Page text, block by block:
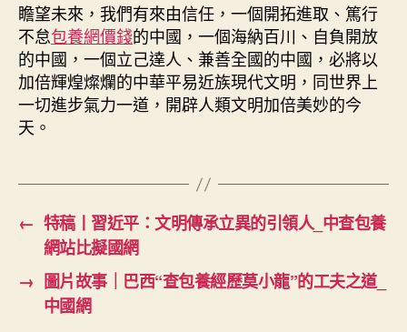
瞻望未來，我們有來由信任，一個開拓進取、篤行
不怠包養網價錢的中國，一個海納百川、自負開放
的中國，一個立己達人、兼善全國的中國，必將以
加倍輝煌燦爛的中華平易近族現代文明，同世界上
一切進步氣力一道，開辟人類文明加倍美妙的今
天。
← 特稿丨習近平：文明傳承立異的引領人_中查包養
網站比擬國網
→ 圖片故事｜巴西“查包養經歷莫小龍”的工夫之道_
中國網